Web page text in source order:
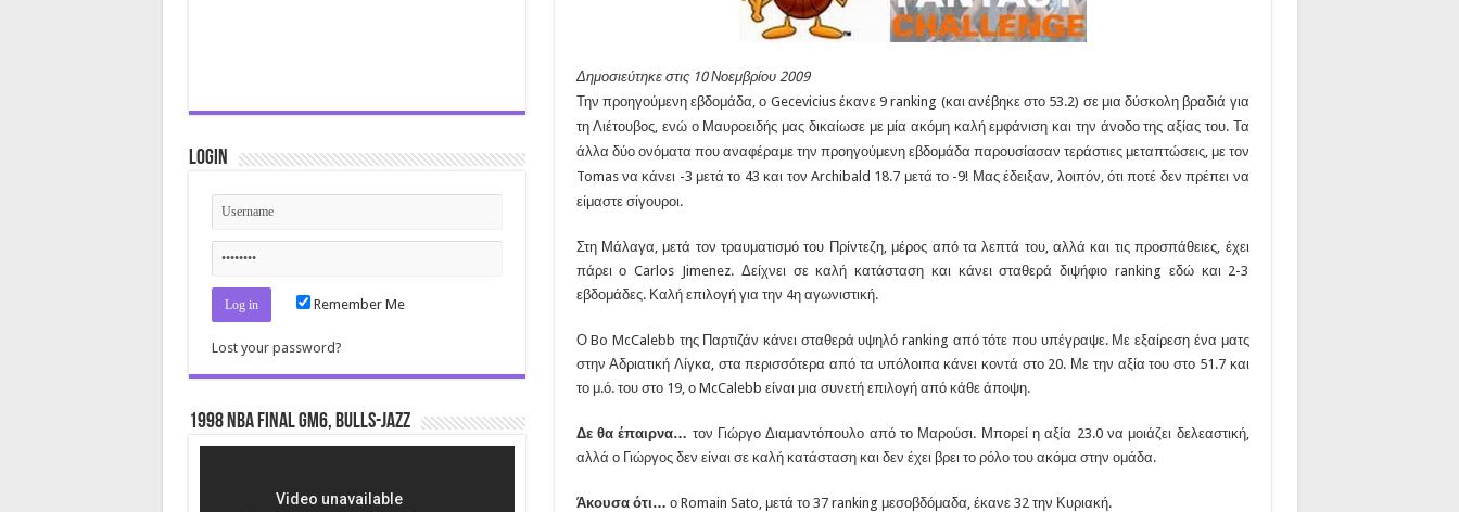
Δημοσιεύτηκε στις 10 Νοεμβρίου 2009
Την προηγούμενη εβδομάδα, ο Gecevicius έκανε 9 ranking (και ανέβηκε στο 53.2) σε μια δύσκολη βραδιά για
τη Λιέτουβος, ενώ ο Μαυροειδής μας δικαίωσε με μία ακόμη καλή εμφάνιση και την άνοδο της αξίας του. Τα
άλλα δύο ονόματα που αναφέραμε την προηγούμενη εβδομάδα παρουσίασαν τεράστιες μεταπτώσεις, με τον
Tomas να κάνει -3 μετά το 43 και τον Archibald 18.7 μετά το -9! Μας έδειξαν, λοιπόν, ότι ποτέ δεν πρέπει να
είμαστε σίγουροι.
Στη Μάλαγα, μετά τον τραυματισμό του Πρίντεζη, μέρος από τα λεπτά του, αλλά και τις προσπάθειες, έχει
πάρει ο Carlos Jimenez. Δείχνει σε καλή κατάσταση και κάνει σταθερά διψήφιο ranking εδώ και 2-3
εβδομάδες. Καλή επιλογή για την 4η αγωνιστική.
Ο Bo McCalebb της Παρτιζάν κάνει σταθερά υψηλό ranking από τότε που υπέγραψε. Με εξαίρεση ένα ματς
στην Αδριατική Λίγκα, στα περισσότερα από τα υπόλοιπα κάνει κοντά στο 20. Με την αξία του στο 51.7 και
το μ.ό. του στο 19, ο McCalebb είναι μια συνετή επιλογή από κάθε άποψη.
Δε θα έπαιρνα… τον Γιώργο Διαμαντόπουλο από το Μαρούσι. Μπορεί η αξία 23.0 να μοιάζει δελεαστική,
αλλά ο Γιώργος δεν είναι σε καλή κατάσταση και δεν έχει βρει το ρόλο του ακόμα στην ομάδα.
Άκουσα ότι… ο Romain Sato, μετά το 37 ranking μεσοβδόμαδα, έκανε 32 την Κυριακή.
Login
Remember Me
Lost your password?
1998 NBA Final gm6, Bulls-Jazz